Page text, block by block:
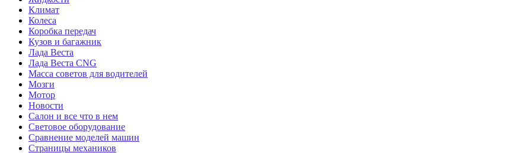
Климат
Колеса
Коробка передач
Кузов и багажник
Лада Веста
Лада Веста CNG
Масса советов для водителей
Мозги
Мотор
Новости
Салон и все что в нем
Световое оборудование
Сравнение моделей машин
Страницы механиков